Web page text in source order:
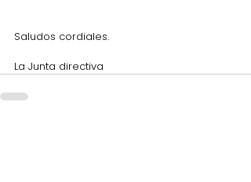
Saludos cordiales.
La Junta directiva